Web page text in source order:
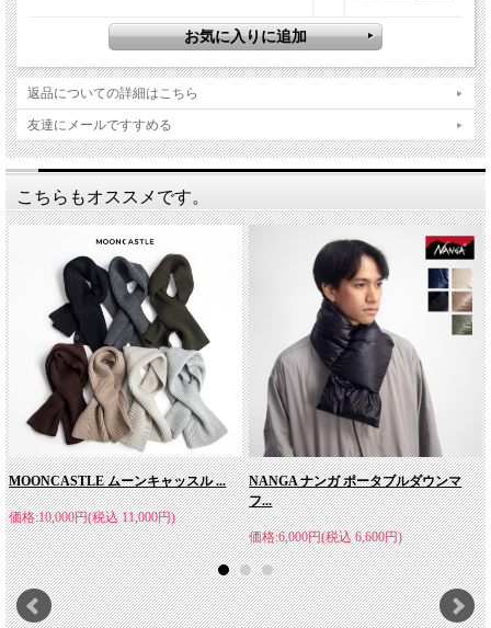
返品についての詳細はこちら
友達にメールですすめる
こちらもオススメです。
MOONCASTLE ムーンキャッスル ...
価格:10,000円(税込 11,000円)
NANGA ナンガ ポータブルダウンマ
フ...
価格:6,000円(税込 6,600円)